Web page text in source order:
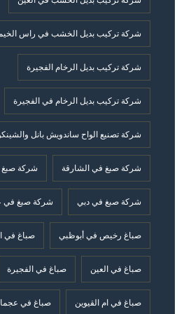
شركة تركيب بديل الخشب في راس
شركة تركيب بديل الرخام الفجيرة
شركة تركيب بديل الرخام في الفجيرة
شركة تصنيع الواح ساندويش بانل
شركة صبغ في الشارقة شركة صبغ
شركة صبغ في دبي شركة صبغ في
صباغ رخيص في أبوظبي صباغ في
صباغ في العين صباغ في الفجيرة
صباغ في ام القيوين صباغ في